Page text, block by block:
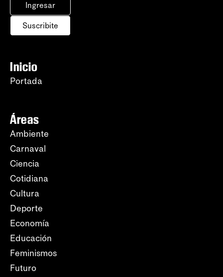
Ingresar
Suscribite
Inicio
Portada
Áreas
Ambiente
Carnaval
Ciencia
Cotidiana
Cultura
Deporte
Economía
Educación
Feminismos
Futuro